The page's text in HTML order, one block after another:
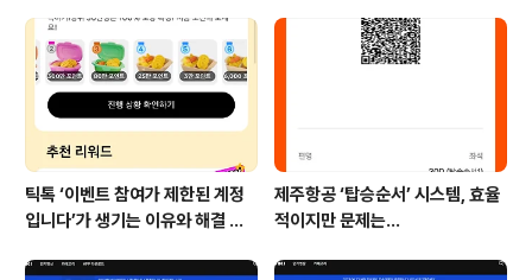
틱톡 ‘이벤트 참여가 제한된 계정
입니다’가 생기는 이유와 해결 방
제주항공 ‘탑승순서’ 시스템, 효율
적이지만 문제는…